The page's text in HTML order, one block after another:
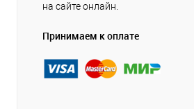
на сайте онлайн.
Принимаем к оплате